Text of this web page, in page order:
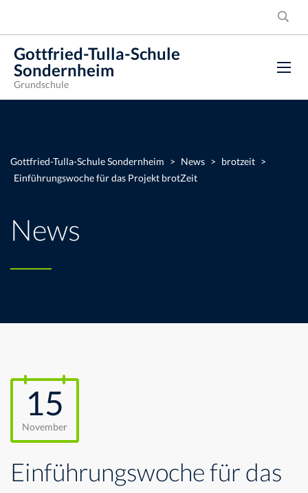
Gottfried-Tulla-Schule
Sondernheim
Grundschule
Gottfried-Tulla-Schule Sondernheim > News > brotzeit >
Einführungswoche für das Projekt brotZeit
News
15
November
Einführungswoche für das